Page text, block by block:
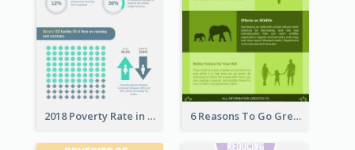
2018 Poverty Rate in the United States Infographic 6 Reasons To Go Green